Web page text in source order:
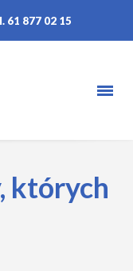
61 877 02 15
których